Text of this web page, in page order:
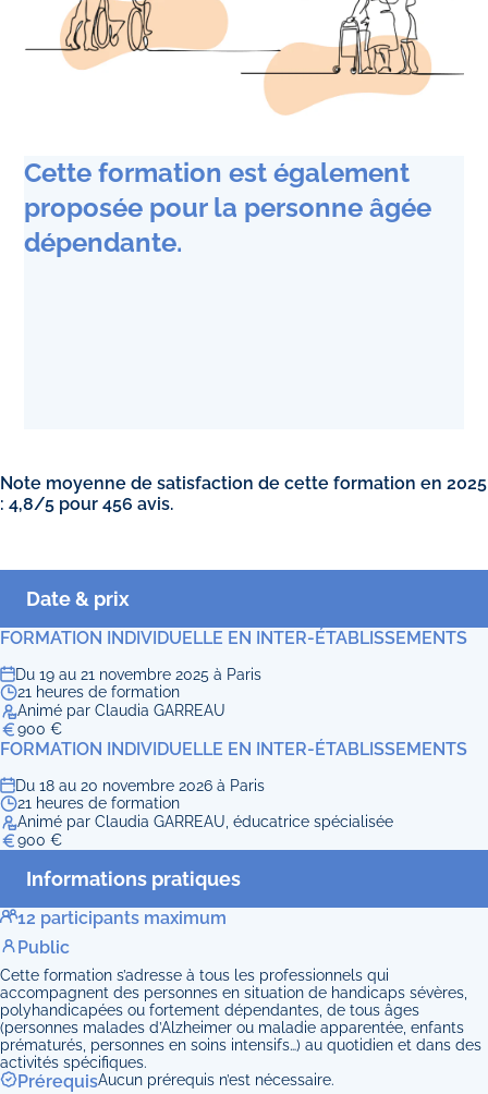
Cette formation est également
proposée pour la personne âgée
dépendante.
Note moyenne de satisfaction de cette formation en 2025
: 4,8/5 pour 456 avis.
Date & prix
FORMATION INDIVIDUELLE EN INTER-ÉTABLISSEMENTS
Du 19 au 21 novembre 2025 à Paris
21 heures de formation
Animé par Claudia GARREAU
900 €
FORMATION INDIVIDUELLE EN INTER-ÉTABLISSEMENTS
Du 18 au 20 novembre 2026 à Paris
21 heures de formation
Animé par Claudia GARREAU, éducatrice spécialisée
900 €
Informations pratiques
12 participants maximum
Public
Cette formation s’adresse à tous les professionnels qui
accompagnent des personnes en situation de handicaps sévères,
polyhandicapées ou fortement dépendantes, de tous âges
(personnes malades d’Alzheimer ou maladie apparentée, enfants
prématurés, personnes en soins intensifs…) au quotidien et dans des
activités spécifiques.
PrérequisAucun prérequis n’est nécessaire.